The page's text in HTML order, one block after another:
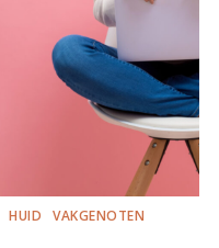
HUID VAKGENOTEN